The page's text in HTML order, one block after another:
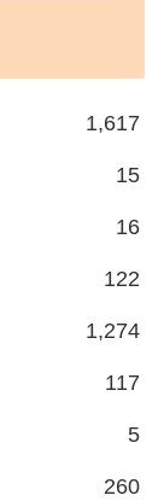
1,617
15
16
122
1,274
117
5
260